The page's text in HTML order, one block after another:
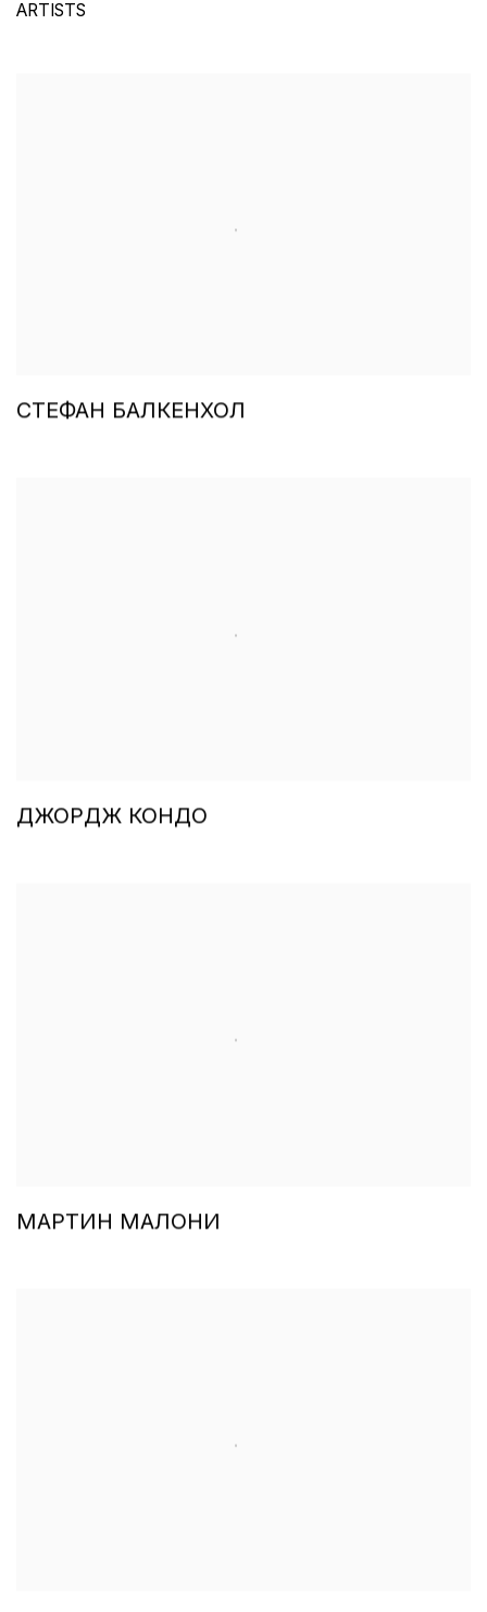
ARTISTS
СТЕФАН БАЛКЕНХОЛ
ДЖОРДЖ КОНДО
МАРТИН МАЛОНИ